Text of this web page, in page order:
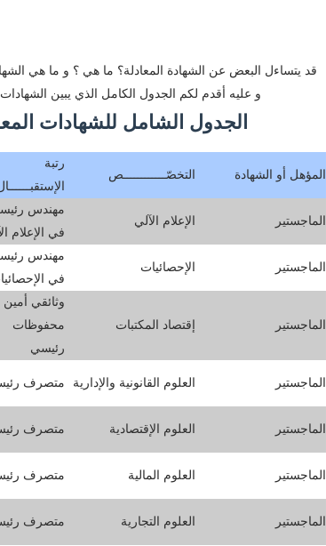
قد يتساءل البعض عن الشهادة المعادلة؟ ما هي ؟ و ما هي
و عليه أقدم لكم الجدول الكامل الذي يبين الشهادات
الجدول الشامل للشهادات
المؤهل أو الشهادة التخصّــــــــــــص
رتبة
الماجستير الإعلام الآلي
مهندس
في الإعلام
الماجستير الإحصائيات
مهندس
في
الماجستير إقتصاد المكتبات
وثائقي أمين
محفوظات
رئيسي
الماجستير العلوم القانونية والإدارية متصرف
الماجستير العلوم الإقتصادية متصرف
الماجستير العلوم المالية متصرف
الماجستير العلوم التجارية متصرف